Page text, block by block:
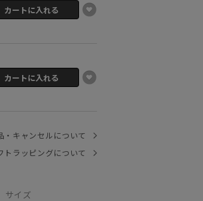
・キャンセルについて
トラッピングについて
サイズ